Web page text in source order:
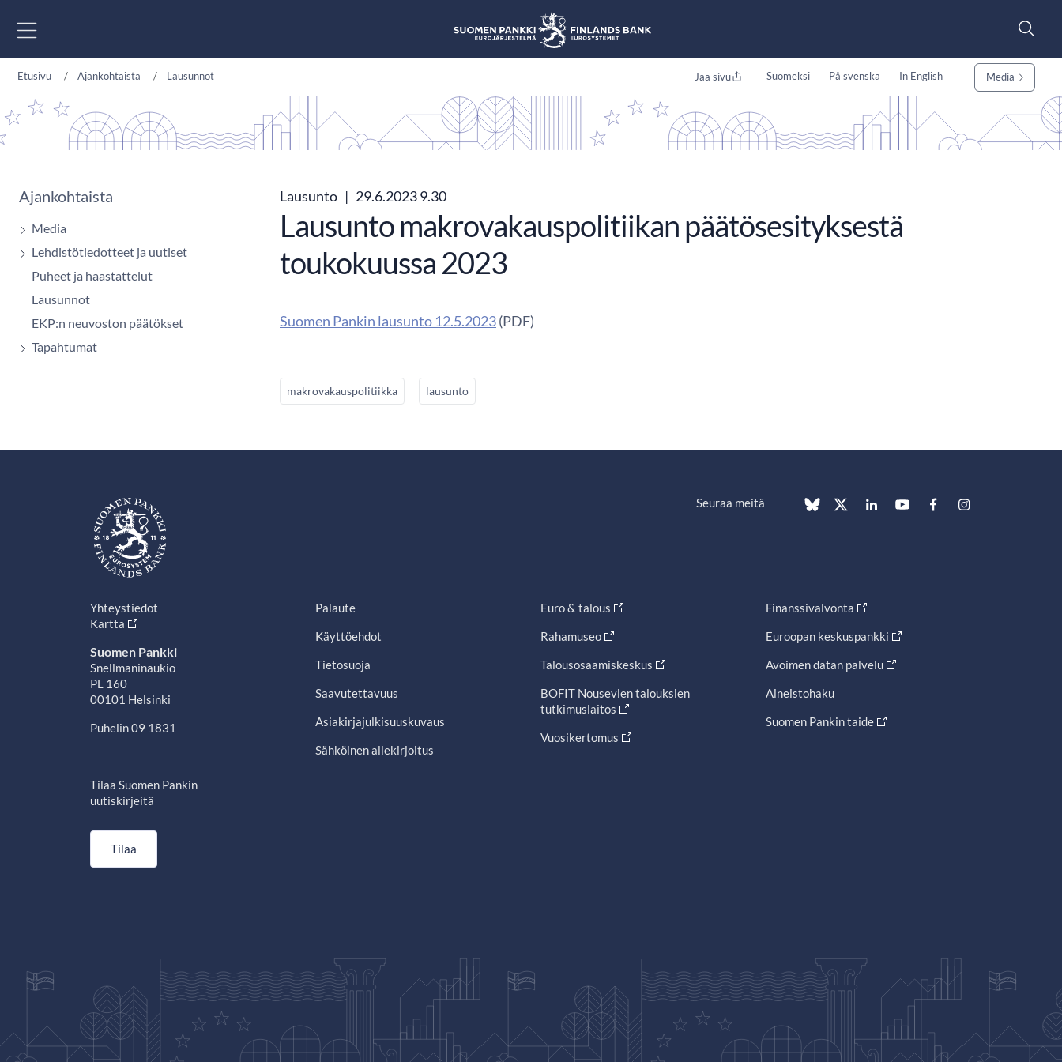
Etusivu Ajankohtaista Lausunnot Jaa sivu Suomeksi På svenska In English Media
Ajankohtaista
Media
Lehdistötiedotteet ja uutiset
Puheet ja haastattelut
Lausunnot
EKP:n neuvoston päätökset
Tapahtumat
Lausunto | 29.6.2023 9.30
Lausunto makrovakauspolitiikan päätösesityksestä
toukokuussa 2023
Suomen Pankin lausunto 12.5.2023(PDF)
makrovakauspolitiikka lausunto
Seuraa meitä
Yhteystiedot
Kartta
Suomen Pankki
Snellmaninaukio
PL 160
00101 Helsinki
Puhelin 09 1831
Tilaa Suomen Pankin
uutiskirjeitä
Tilaa
Palaute
Käyttöehdot
Tietosuoja
Saavutettavuus
Asiakirjajulkisuuskuvaus
Sähköinen allekirjoitus
Euro & talous
Rahamuseo
Talousosaamiskeskus
BOFIT Nousevien talouksien
tutkimuslaitos
Vuosikertomus
Finanssivalvonta
Euroopan keskuspankki
Avoimen datan palvelu
Aineistohaku
Suomen Pankin taide